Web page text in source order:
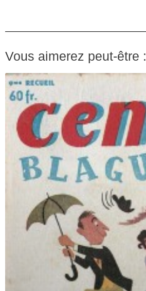
Vous aimerez peut-être :